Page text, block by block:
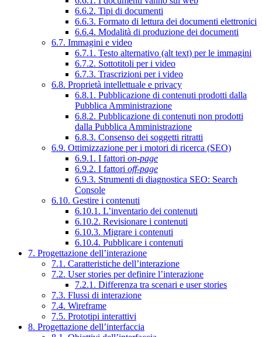
6.6.2. Tipi di documenti
6.6.3. Formato di lettura dei documenti elettronici
6.6.4. Modalità di produzione dei documenti
6.7. Immagini e video
6.7.1. Testo alternativo (alt text) per le immagini
6.7.2. Sottotitoli per i video
6.7.3. Trascrizioni per i video
6.8. Proprietà intellettuale e privacy
6.8.1. Pubblicazione di contenuti prodotti dalla
Pubblica Amministrazione
6.8.2. Pubblicazione di contenuti non prodotti
dalla Pubblica Amministrazione
6.8.3. Consenso dei soggetti ritratti
6.9. Ottimizzazione per i motori di ricerca (SEO)
6.9.1. I fattori on-page
6.9.2. I fattori off-page
6.9.3. Strumenti di diagnostica SEO: Search
Console
6.10. Gestire i contenuti
6.10.1. L’inventario dei contenuti
6.10.2. Revisionare i contenuti
6.10.3. Migrare i contenuti
6.10.4. Pubblicare i contenuti
7. Progettazione dell’interazione
7.1. Caratteristiche dell’interazione
7.2. User stories per definire l’interazione
7.2.1. Differenza tra scenari e user stories
7.3. Flussi di interazione
7.4. Wireframe
7.5. Prototipi interattivi
8. Progettazione dell’interfaccia